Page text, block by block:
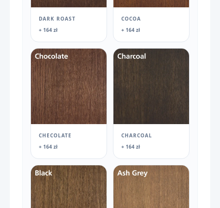
DARK ROAST
+ 164 zł
COCOA
+ 164 zł
CHECOLATE
+ 164 zł
CHARCOAL
+ 164 zł